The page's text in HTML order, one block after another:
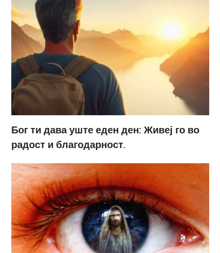
Бог ти дава уште еден ден: Живеј го во
радост и благодарност.